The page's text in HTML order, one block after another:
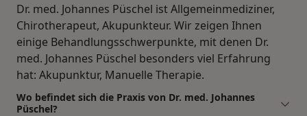
Dr. med. Johannes Püschel ist Allgemeinmediziner,
Chirotherapeut, Akupunkteur. Wir zeigen Ihnen
einige Behandlungsschwerpunkte, mit denen Dr.
med. Johannes Püschel besonders viel Erfahrung
hat: Akupunktur, Manuelle Therapie.
Wo befindet sich die Praxis von Dr. med. Johannes
Püschel?